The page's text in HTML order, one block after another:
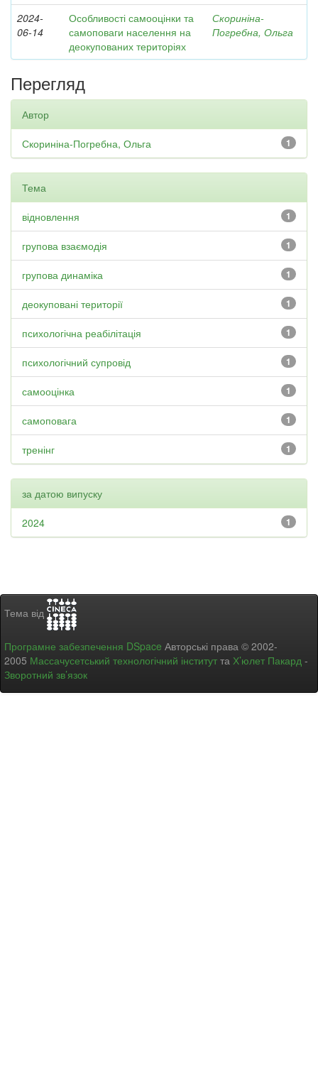
2024-
06-14
Особливості самооцінки та
самоповаги населення на
деокупованих територіях
Скориніна-
Погребна, Ольга
Перегляд
Автор
1
Скориніна-Погребна, Ольга
Тема
1
відновлення
1
групова взаємодія
1
групова динаміка
1
деокуповані території
1
психологічна реабілітація
1
психологічний супровід
1
самооцінка
1
самоповага
1
тренінг
за датою випуску
1
2024
Тема від
Програмне забезпечення DSpace Авторські права © 2002-
2005 Массачусетський технологічний інститут та Х’юлет Пакард -
Зворотний зв’язок